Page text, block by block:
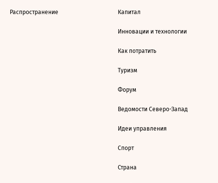
Распространение Капитал
Инновации и технологии
Как потратить
Туризм
Форум
Ведомости Северо-Запад
Идеи управления
Спорт
Страна